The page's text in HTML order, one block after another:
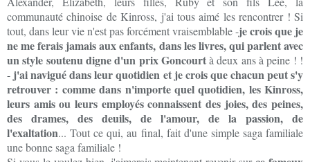
communauté chinoise de Kinross, j'ai tous aimé les rencontrer ! Si
tout, dans leur vie n'est pas forcément vraisemblable -je crois que je
ne me ferais jamais aux enfants, dans les livres, qui parlent avec
un style soutenu digne d'un prix Goncourtà deux ans à peine ! !
- j'ai navigué dans leur quotidien et je crois que chacun peut s'y
retrouver : comme dans n'importe quel quotidien, les Kinross,
leurs amis ou leurs employés connaissent des joies, des peines,
des drames, des deuils, de l'amour, de la passion, de
l'exaltation... Tout ce qui, au final, fait d'une simple saga familiale
une bonne saga familiale !